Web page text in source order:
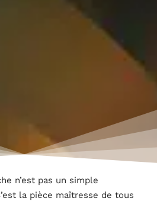
n’est pas un simple
la pièce maîtresse de tous